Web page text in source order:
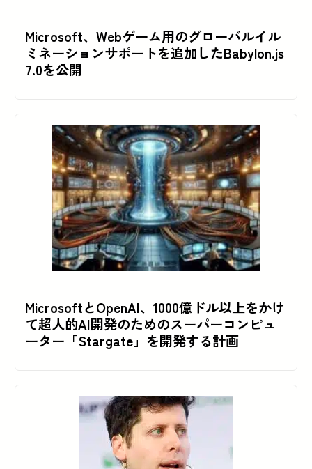
Microsoft、Webゲーム用のグローバルイル
ミネーションサポートを追加したBabylon.js
7.0を公開
MicrosoftとOpenAI、1000億ドル以上をかけ
て超人的AI開発のためのスーパーコンピュ
ーター「Stargate」を開発する計画